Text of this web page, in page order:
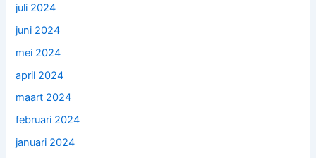
juli 2024
juni 2024
mei 2024
april 2024
maart 2024
februari 2024
januari 2024